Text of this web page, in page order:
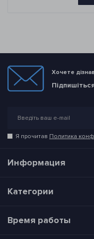
Хочете
Я прочитав Политика
Информация
Категории
Время работы